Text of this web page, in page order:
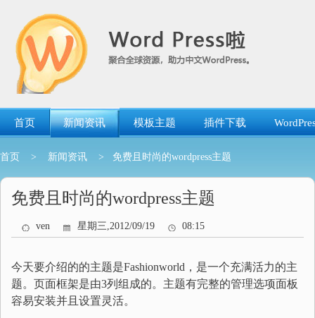
首页 新闻资讯 模板主题 插件下载
首页 > 新闻资讯 > 免费且时尚的wordpress主题
免费且时尚的wordpress主题
ven 星期三,2012/09/19 08:15
今天要介绍的的主题是Fashionworld，是一个充满活力的主
题。页面框架是由3列组成的。主题有完整的管理选项面板
容易安装并且设置灵活。